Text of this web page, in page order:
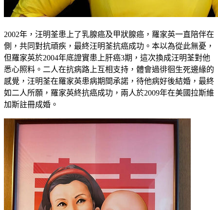
2002年，汪明荃患上了乳腺癌及甲狀腺癌，羅家英一直陪伴在
側，共同對抗頑疾，最終汪明荃抗癌成功。本以為從此無憂，
但羅家英於2004年底證實患上肝癌3期，這次換成汪明荃對他
悉心照料。二人在抗病路上互相支持，體會過徘徊生死邊緣的
感覺，汪明荃在羅家英患病期間承諾，待他病好後結婚，最終
如二人所願，羅家英終抗癌成功，兩人於2009年在美國拉斯維
加斯註冊成婚。